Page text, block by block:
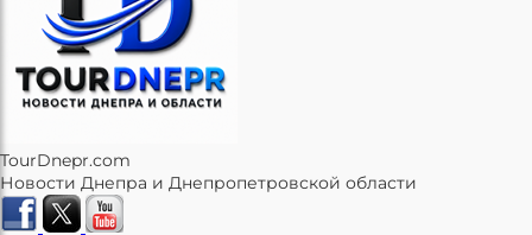
TourDnepr.com
Новости Днепра и Днепропетровской области